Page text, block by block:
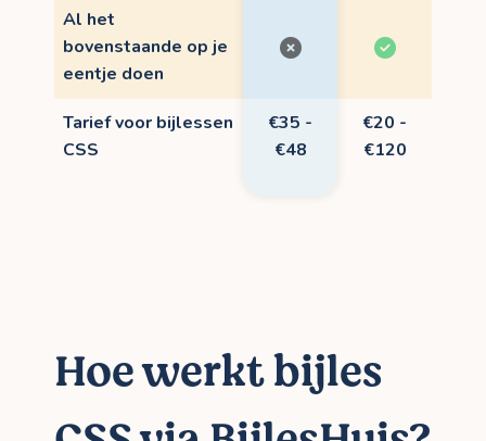
Al het
bovenstaande op je
eentje doen
Tarief voor bijlessen
CSS
€35 -
€48
€20 -
€120
Hoe werkt bijles